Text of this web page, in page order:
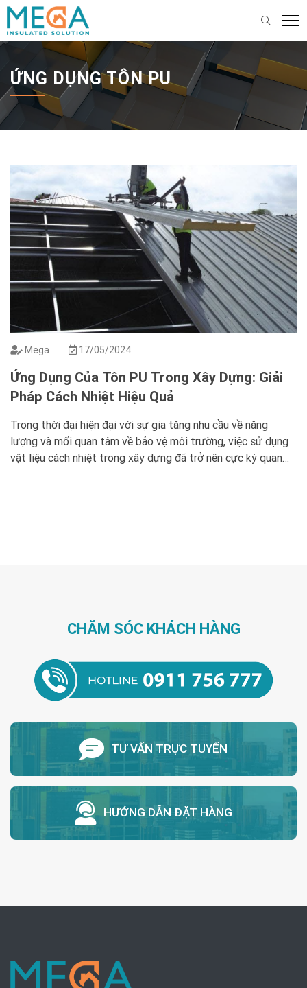
ỨNG DỤNG TÔN PU
Mega 17/05/2024
Ứng Dụng Của Tôn PU Trong Xây Dựng: Giải
Pháp Cách Nhiệt Hiệu Quả
Trong thời đại hiện đại với sự gia tăng nhu cầu về năng
lượng và mối quan tâm về bảo vệ môi trường, việc sử dụng
vật liệu cách nhiệt trong xây dựng đã trở nên cực kỳ quan
CHĂM SÓC KHÁCH HÀNG
TƯ VẤN TRỰC TUYẾN
HƯỚNG DẪN ĐẶT HÀNG